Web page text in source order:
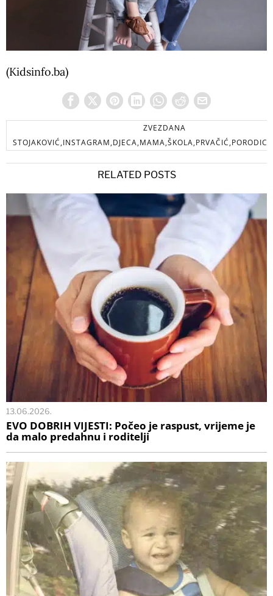
(Kidsinfo.ba)
ZVEZDANA
RELATED POSTS
13.06.2026.
EVO DOBRIH VIJESTI: Počeo je raspust, vrijeme je
da malo predahnu i roditelji